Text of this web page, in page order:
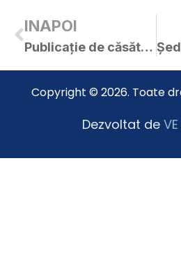
INAPOI
Publicație de căsătorie – Gruia Alexandru-Florin / Ciurar Floriana
Copyright © 2026. Toate
Dezvoltat de